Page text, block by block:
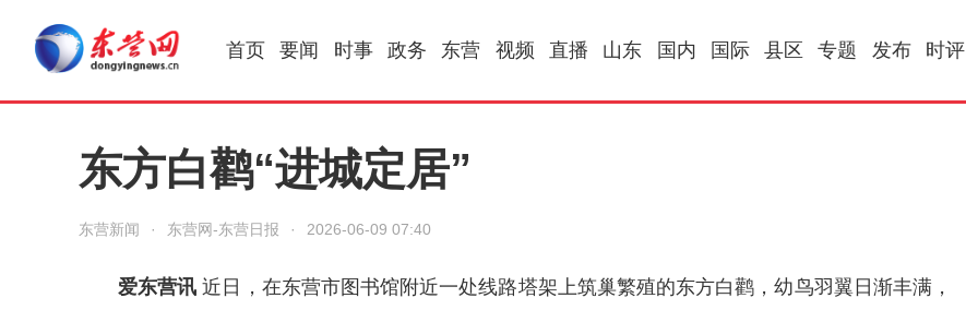
首页 要闻 时事 政务 东营 视频 直播 山东 国内 国际 县区 专题 发布 时评
东方白鹳“进城定居”
东营新闻 · 东营网-东营日报 · 2026-06-09 07:40
爱东营讯 近日，在东营市图书馆附近一处线路塔架上筑巢繁殖的东方白鹳，幼鸟羽翼日渐丰满，